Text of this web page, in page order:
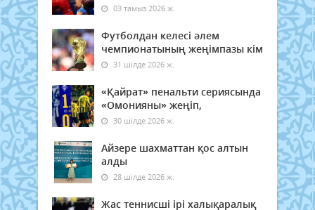
03 тамыз 2026 ж.
Футболдан келесі әлем
чемпионатының жеңімпазы кім
31 шілде 2026 ж.
«Қайрат» пенальти сериясында
«Омонияны» жеңіп,
30 шілде 2026 ж.
Айзере шахматтан қос алтын
алды
28 шілде 2026 ж.
Жас теннисші ірі халықаралық